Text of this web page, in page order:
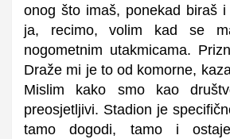
onog što imaš, ponekad biraš
ja, recimo, volim kad se
nogometnim utakmicama.
Draže mi je to od komorne,
Mislim kako smo kao
preosjetljivi. Stadion je
tamo dogodi, tamo i